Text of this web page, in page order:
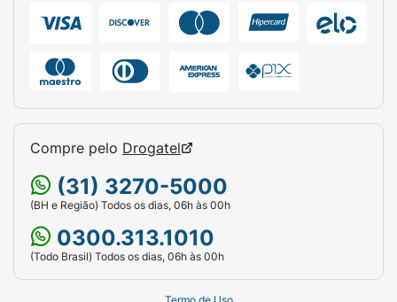
Compre pelo Drogatel
(31) 3270-5000
(BH e Região) Todos os dias, 06h às 00h
0300.313.1010
(Todo Brasil) Todos os dias, 06h às 00h